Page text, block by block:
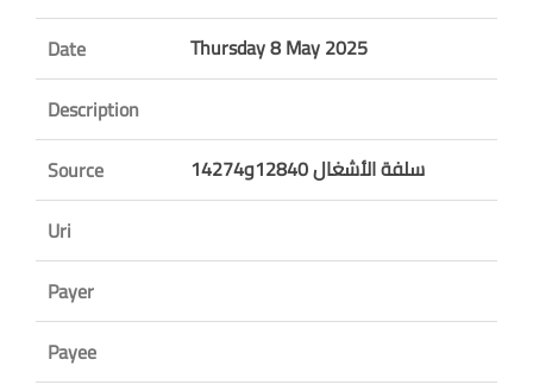
Date
Thursday 8 May 2025
Description
Source
سلفة الأشغال 12840و14274
Uri
Payer
Payee